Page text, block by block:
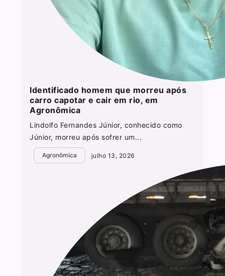
Identificado homem que morreu após
carro capotar e cair em rio, em
Agronômica
Lindolfo Fernandes Júnior, conhecido como
Júnior, morreu após sofrer um...
Agronômica julho 13, 2026